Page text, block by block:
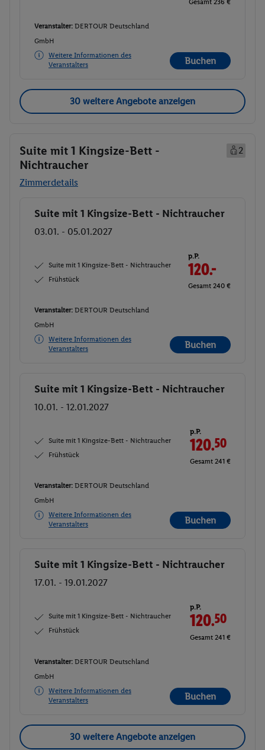
Veranstalter: DERTOUR Deutschland
GmbH
Weitere Informationen des
Veranstalters
Buchen
30 weitere Angebote anzeigen
Suite mit 1 Kingsize-Bett -
Nichtraucher
2
Zimmerdetails
Buchen
Suite mit 1 Kingsize-Bett - Nichtraucher
03.01. - 05.01.2027
Suite mit 1 Kingsize-Bett - Nichtraucher
Frühstück
p.P.
120.-
Gesamt 240 €
Veranstalter: DERTOUR Deutschland
GmbH
Weitere Informationen des
Veranstalters
Buchen
Buchen
Suite mit 1 Kingsize-Bett - Nichtraucher
10.01. - 12.01.2027
Suite mit 1 Kingsize-Bett - Nichtraucher
Frühstück
p.P.
120.50
Gesamt 241 €
Veranstalter: DERTOUR Deutschland
GmbH
Weitere Informationen des
Veranstalters
Buchen
Buchen
Suite mit 1 Kingsize-Bett - Nichtraucher
17.01. - 19.01.2027
Suite mit 1 Kingsize-Bett - Nichtraucher
Frühstück
p.P.
120.50
Gesamt 241 €
Veranstalter: DERTOUR Deutschland
GmbH
Weitere Informationen des
Veranstalters
Buchen
30 weitere Angebote anzeigen